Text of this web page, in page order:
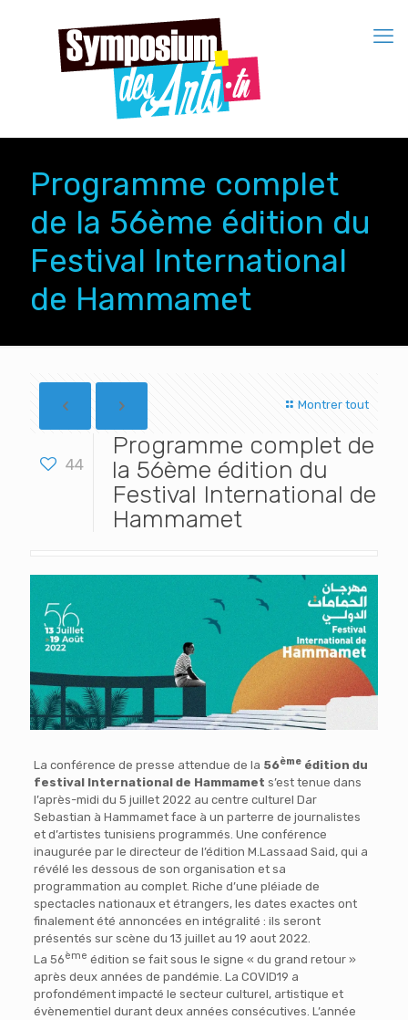
Programme complet
de la 56ème édition du
Festival International
de Hammamet
Montrer tout
44
Programme complet de
la 56ème édition du
Festival International de
Hammamet
La conférence de presse attendue de la 56èmeédition du
festival International de Hammamet s’est tenue dans
l’après-midi du 5 juillet 2022 au centre culturel Dar
Sebastian à Hammamet face à un parterre de journalistes
et d’artistes tunisiens programmés. Une conférence
inaugurée par le directeur de l’édition M.Lassaad Said, qui a
révélé les dessous de son organisation et sa
programmation au complet. Riche d’une pléiade de
spectacles nationaux et étrangers, les dates exactes ont
finalement été annoncées en intégralité : ils seront
présentés sur scène du 13 juillet au 19 aout 2022.
La 56ème édition se fait sous le signe « du grand retour »
après deux années de pandémie. La COVID19 a
profondément impacté le secteur culturel, artistique et
évènementiel durant deux années consécutives. L’année